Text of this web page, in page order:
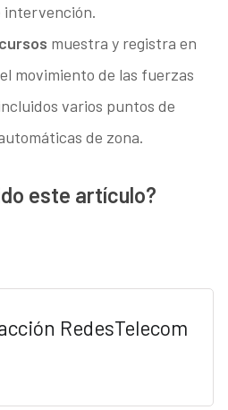
intervención.
muestra y registra en
movimiento de las fuerzas
varios puntos de
de zona.
este artículo?
RedesTelecom